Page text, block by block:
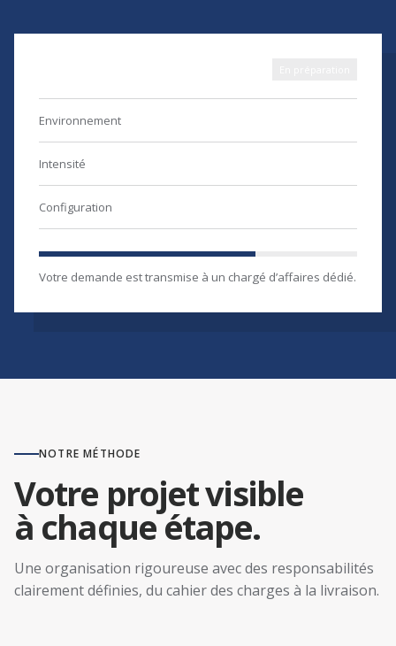
Environnement
Intensité
Configuration
Votre demande est transmise à un chargé d’affaires dédié.
NOTRE MÉTHODE
Votre projet visible
à chaque étape.
Une organisation rigoureuse avec des responsabilités
clairement définies, du cahier des charges à la livraison.